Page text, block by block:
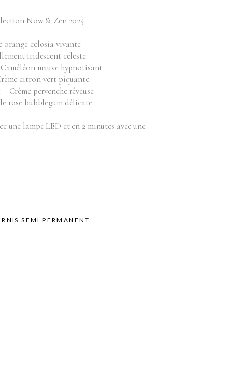
vente
Now & Zen 2025
orange celosia vivante
iridescent céleste
mauve hypnotisant
citron-vert piquante
Crème pervenche rêveuse
rose bubblegum délicate
une lampe LED et en 2 minutes avec une
SEMI PERMANENT